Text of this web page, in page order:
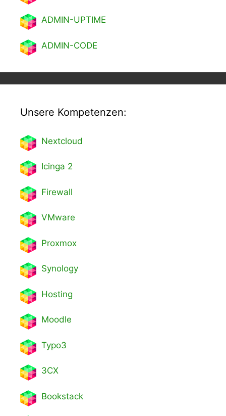
ADMIN-UPTIME
ADMIN-CODE
Unsere Kompetenzen:
Nextcloud
Icinga 2
Firewall
VMware
Proxmox
Synology
Hosting
Moodle
Typo3
3CX
Bookstack